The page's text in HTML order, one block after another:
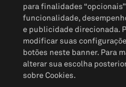
para finalidades
funcionalidade,
e publicidade direcionada.
modificar suas
botões neste banner. Para
alterar sua escolha
sobre Cookies.